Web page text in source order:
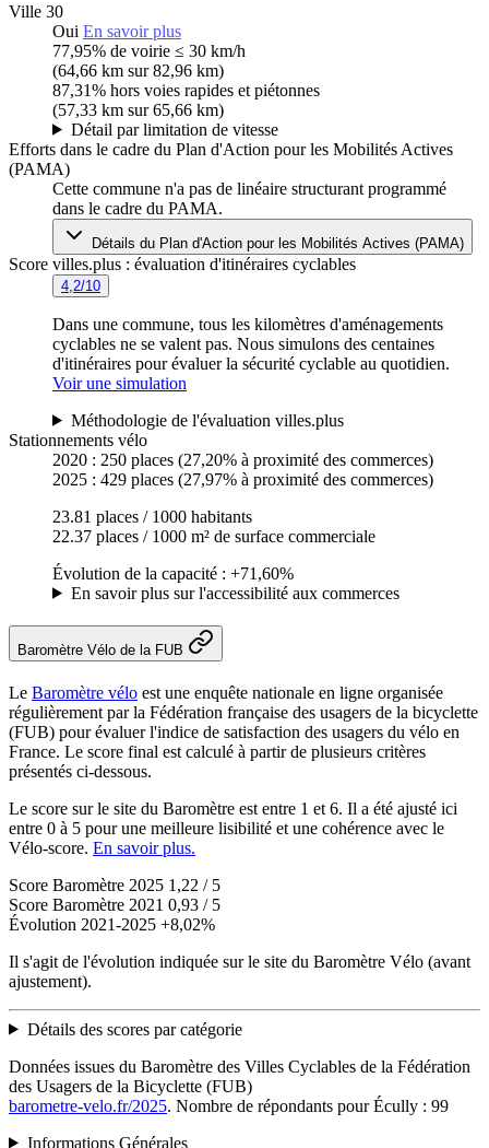
Ville 30
Oui En savoir plus
77,95% de voirie ≤ 30 km/h
(64,66 km sur 82,96 km)
87,31% hors voies rapides et piétonnes
(57,33 km sur 65,66 km)
Détail par limitation de vitesse
Efforts dans le cadre du Plan d'Action pour les Mobilités Actives
(PAMA)
Cette commune n'a pas de linéaire structurant programmé
dans le cadre du PAMA.
Détails du Plan d'Action pour les Mobilités Actives (PAMA)
Score villes.plus : évaluation d'itinéraires cyclables
4,2/10
Dans une commune, tous les kilomètres d'aménagements
cyclables ne se valent pas. Nous simulons des centaines
d'itinéraires pour évaluer la sécurité cyclable au quotidien.
Voir une simulation
Méthodologie de l'évaluation villes.plus
Stationnements vélo
2020 : 250 places (27,20% à proximité des commerces)
2025 : 429 places (27,97% à proximité des commerces)
23.81 places / 1000 habitants
22.37 places / 1000 m² de surface commerciale
Évolution de la capacité : +71,60%
En savoir plus sur l'accessibilité aux commerces
Baromètre Vélo de la FUB
Le Baromètre vélo est une enquête nationale en ligne organisée
régulièrement par la Fédération française des usagers de la bicyclette
(FUB) pour évaluer l'indice de satisfaction des usagers du vélo en
France. Le score final est calculé à partir de plusieurs critères
présentés ci-dessous.
Le score sur le site du Baromètre est entre 1 et 6. Il a été ajusté ici
entre 0 à 5 pour une meilleure lisibilité et une cohérence avec le
Vélo-score. En savoir plus.
Score Baromètre 2025 1,22 / 5
Score Baromètre 2021 0,93 / 5
Évolution 2021-2025 +8,02%
Il s'agit de l'évolution indiquée sur le site du Baromètre Vélo (avant
ajustement).
Détails des scores par catégorie
Données issues du Baromètre des Villes Cyclables de la Fédération
des Usagers de la Bicyclette (FUB)
barometre-velo.fr/2025. Nombre de répondants pour Écully : 99
Informations Générales